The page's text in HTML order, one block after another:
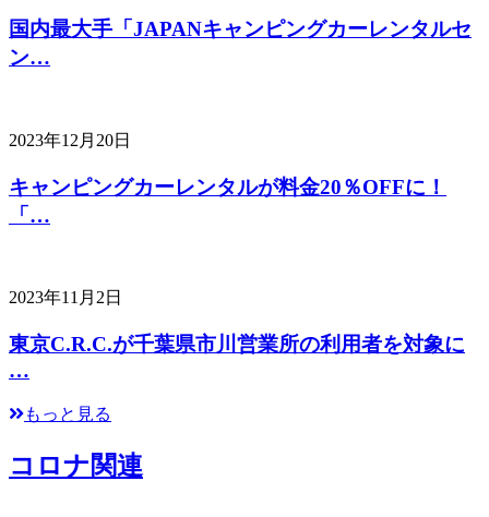
国内最大手「JAPANキャンピングカーレンタルセ
ン…
2023年12月20日
キャンピングカーレンタルが料金20％OFFに！
「…
2023年11月2日
東京C.R.C.が千葉県市川営業所の利用者を対象に
…
もっと見る
コロナ関連